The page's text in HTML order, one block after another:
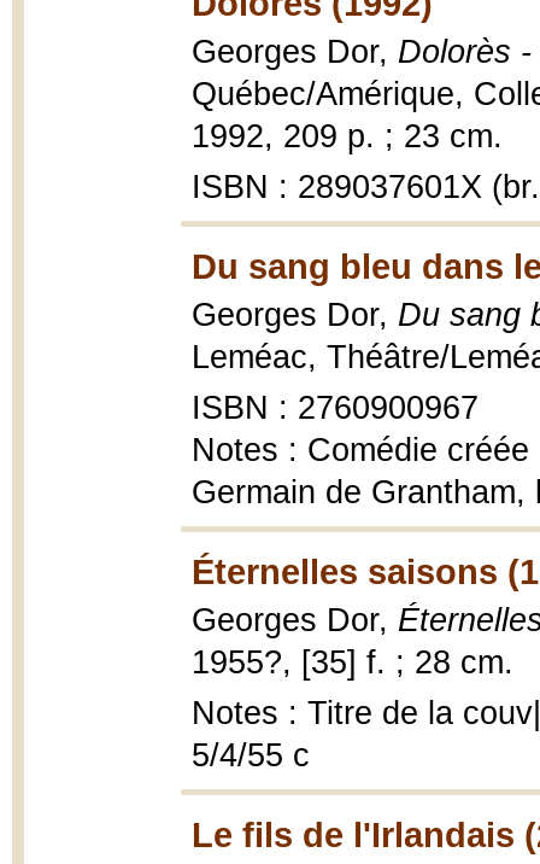
Georges Dor, Dolorès -
Québec/Amérique,
1992, 209 p. ; 23 cm.
ISBN : 289037601X
Du sang bleu dans
Georges Dor, Du sang
Leméac, Théâtre/
ISBN : 2760900967
Notes : Comédie
Germain de
Éternelles saisons
Georges Dor,
1955?, [35] f. ; 28 cm.
Notes : Titre de la
5/4/55 c
Le fils de l'Irlandais